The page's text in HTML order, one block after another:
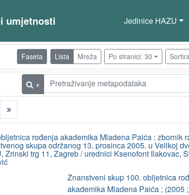
umjetnosti Jedinice HAZU
Faseta Lista Mreža Po stranici: 30
+
rođenja akademika Mladena Paića : zbornik
skupa održanog 13. prosinca 2005. u Velikoj
Zrinski trg 11, Zagreb / urednici Ksenofont Ilakovac,
Znanstveni skup 100. obljetnica
akademika Mladena Paića ; (2005